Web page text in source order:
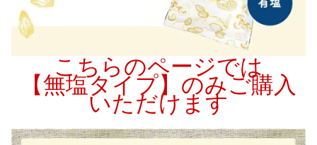
こちらのページでは
【無塩タイプ】のみご購入
いただけます